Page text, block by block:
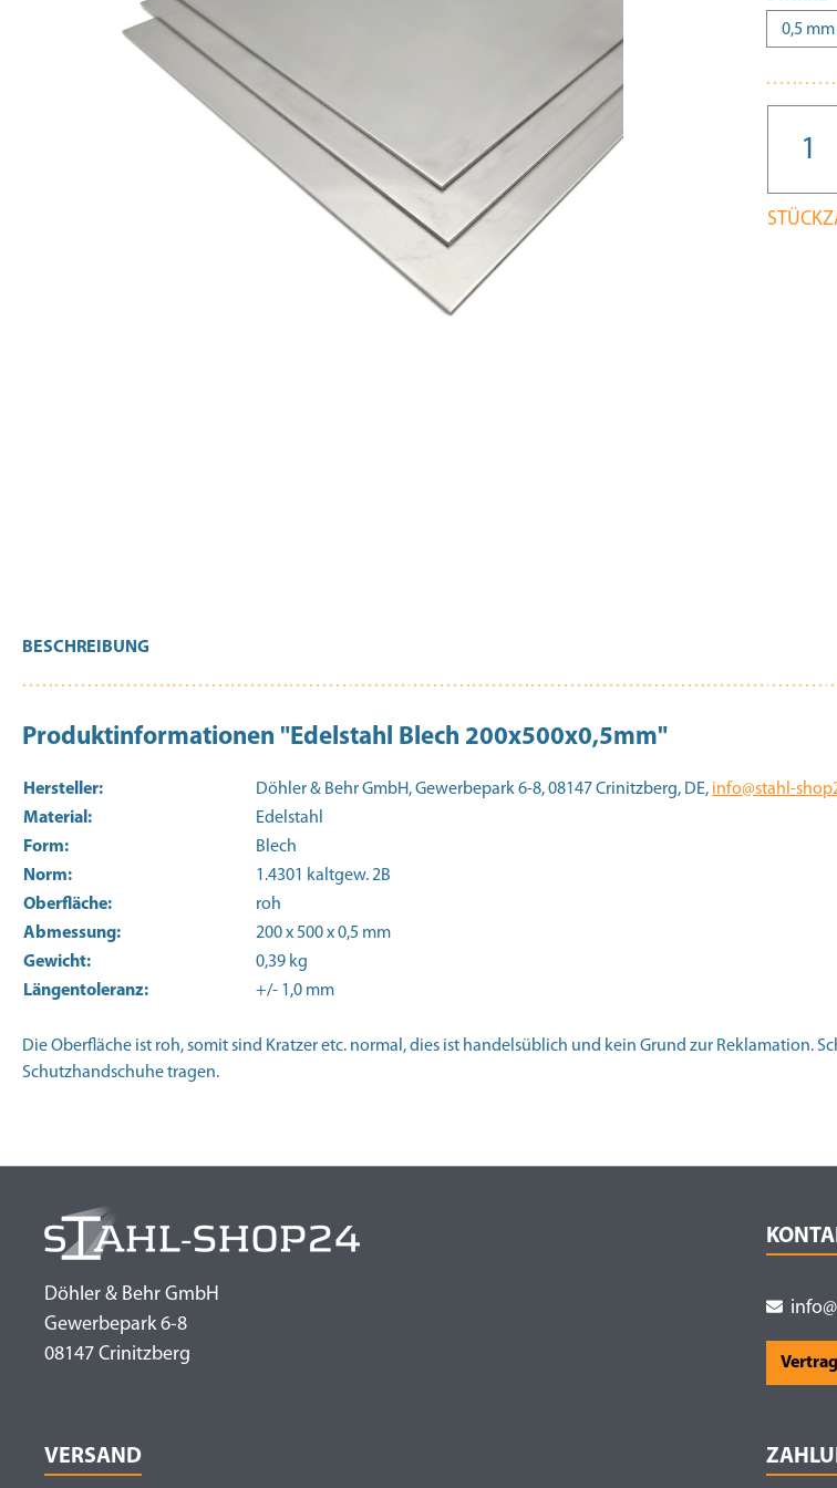
BESCHREIBUNG
Produktinformationen "Edelstahl Blech 200x500x0,5mm"
Hersteller: Döhler & Behr GmbH, Gewerbepark 6-8, 08147 Crinitzberg, DE, info@stahl-
Material:
Edelstahl
Form:
Blech
Norm:
1.4301 kaltgew. 2B
Oberfläche:
roh
Abmessung:
200 x 500 x 0,5 mm
Gewicht:
0,39 kg
Längentoleranz:
+/- 1,0 mm
Die Oberfläche ist roh, somit sind Kratzer etc. normal, dies ist handelsüblich und kein Grund zur Reklamation.
Schutzhandschuhe tragen.
Döhler & Behr GmbH
Gewerbepark 6-8
08147 Crinitzberg
VERSAND